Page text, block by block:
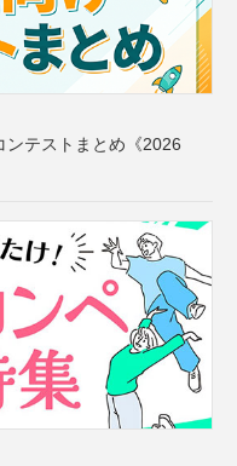
ンテストまとめ《2026